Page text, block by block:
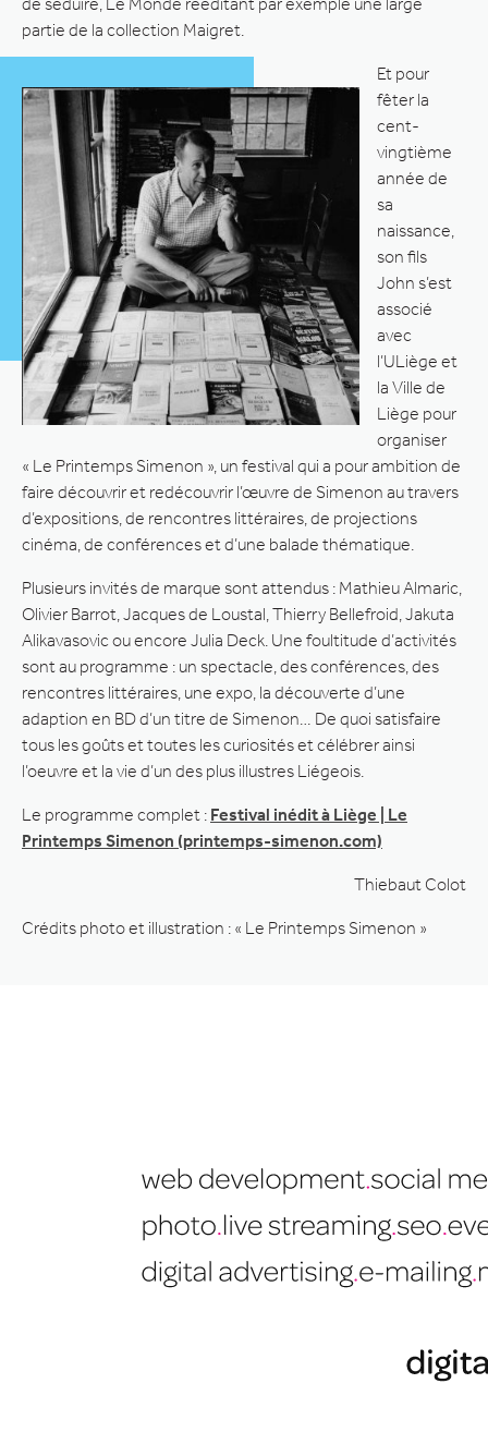
partie de la collection Maigret.
Et pour
fêter la
cent-
vingtième
année de
sa
naissance,
son fils
John s’est
associé
avec
l’ULiège et
la Ville de
Liège pour
organiser
« Le Printemps Simenon », un festival qui a pour ambition de
faire découvrir et redécouvrir l’œuvre de Simenon au travers
d’expositions, de rencontres littéraires, de projections
cinéma, de conférences et d’une balade thématique.
Plusieurs invités de marque sont attendus : Mathieu Almaric,
Olivier Barrot, Jacques de Loustal, Thierry Bellefroid, Jakuta
Alikavasovic ou encore Julia Deck. Une foultitude d’activités
sont au programme : un spectacle, des conférences, des
rencontres littéraires, une expo, la découverte d’une
adaption en BD d’un titre de Simenon… De quoi satisfaire
tous les goûts et toutes les curiosités et célébrer ainsi
l’oeuvre et la vie d’un des plus illustres Liégeois.
Le programme complet : Festival inédit à Liège | Le
Printemps Simenon (printemps-simenon.com)
Thiebaut Colot
Crédits photo et illustration : « Le Printemps Simenon »